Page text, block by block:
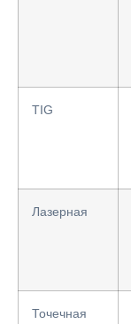
TIG
Лазерная
Точечная